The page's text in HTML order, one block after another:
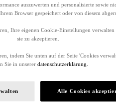
auszuwerten und personalisierte sowie
Browser gespeichert oder von diesem
Ihre eigenen Cookie-Einstellungen
sie zu akzeptieren.
indem Sie unten auf der Seite 'Cookies
Sie in unserer datenschutzerklärung.
Alle Cookies